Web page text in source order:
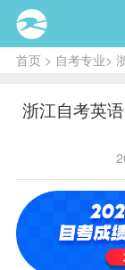
首页> 自考专业>
浙江自考英